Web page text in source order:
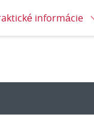
informácie